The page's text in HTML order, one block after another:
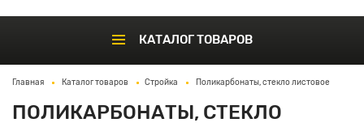
КАТАЛОГ ТОВАРОВ
Главная Каталог товаров Стройка Поликарбонаты, стекло листовое
ПОЛИКАРБОНАТЫ, СТЕКЛО